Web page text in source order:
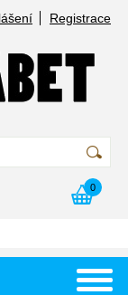
Registrace
0